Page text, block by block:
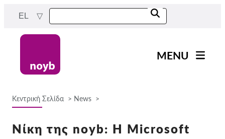
content
EL
MENU
Η δουλειά μας
Έργα
Κεντρική Σελίδα News
Νίκη της noyb: Η Microsoft